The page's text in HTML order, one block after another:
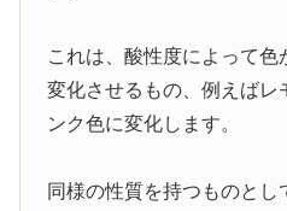
これは、酸性度によって
変化させるもの、例えばレ
ンク色に変化します。
同様の性質を持つものと